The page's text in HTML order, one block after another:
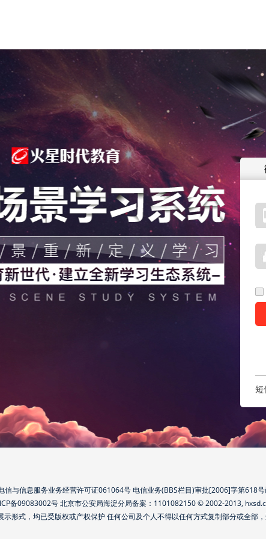
短
信与信息服务业务经营许可证061064号 电信业务(BBS栏目)审批[2006]字第618号
备09083002号北京市公安局海淀分局备案：1101082150 © 2002-2013,
形式，均已受版权或产权保护 任何公司及个人不得以任何方式复制部分或全部